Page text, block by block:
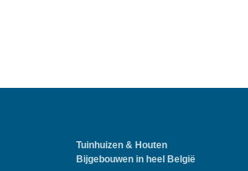
Tuinhuizen & Houten
Bijgebouwen in heel België